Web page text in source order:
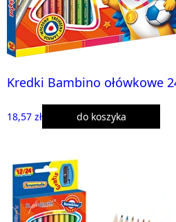
Kredki Bambino ołówkowe
18,57 zł do koszyka